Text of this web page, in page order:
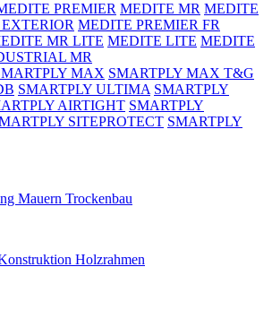
PREMIER MEDITE MR MEDITE
MEDITE PREMIER FR
MR LITE MEDITE LITE MEDITE
MR
MAX SMARTPLY MAX T&G
SMARTPLY ULTIMA SMARTPLY
AIRTIGHT SMARTPLY
SITEPROTECT SMARTPLY
Mauern Trockenbau
Holzrahmen